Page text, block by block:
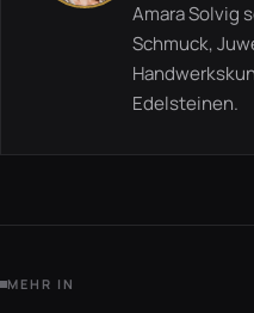
Amara Solvig
Schmuck,
Edelsteinen.
MEHR IN